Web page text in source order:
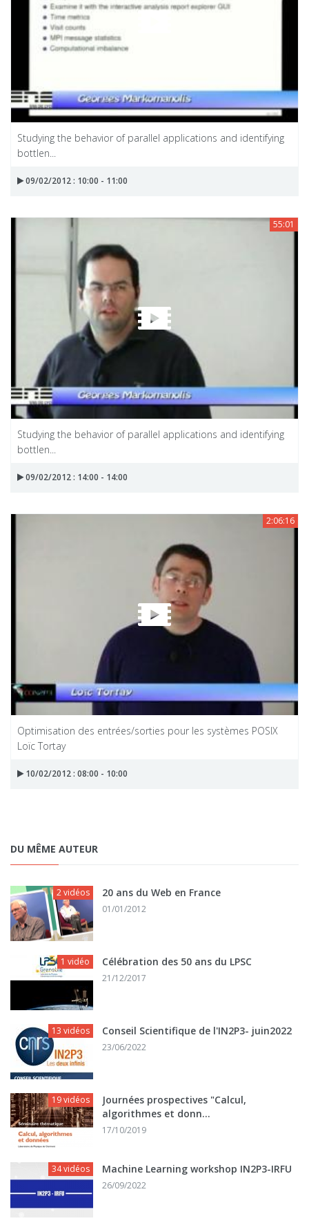
Studying the behavior of parallel applications and identifying
bottlen...
09/02/2012 : 10:00 - 11:00
55:01
Studying the behavior of parallel applications and identifying
bottlen...
09/02/2012 : 14:00 - 14:00
2:06:16
Optimisation des entrées/sorties pour les systèmes POSIX
Loïc Tortay
10/02/2012 : 08:00 - 10:00
DU MÊME AUTEUR
2 vidéos 20 ans du Web en France
01/01/2012
1 vidéo Célébration des 50 ans du LPSC
21/12/2017
13 vidéos Conseil Scientifique de l'IN2P3- juin2022
23/06/2022
19 vidéos
Journées prospectives "Calcul,
algorithmes et donn...
17/10/2019
34 vidéos Machine Learning workshop IN2P3-IRFU
26/09/2022